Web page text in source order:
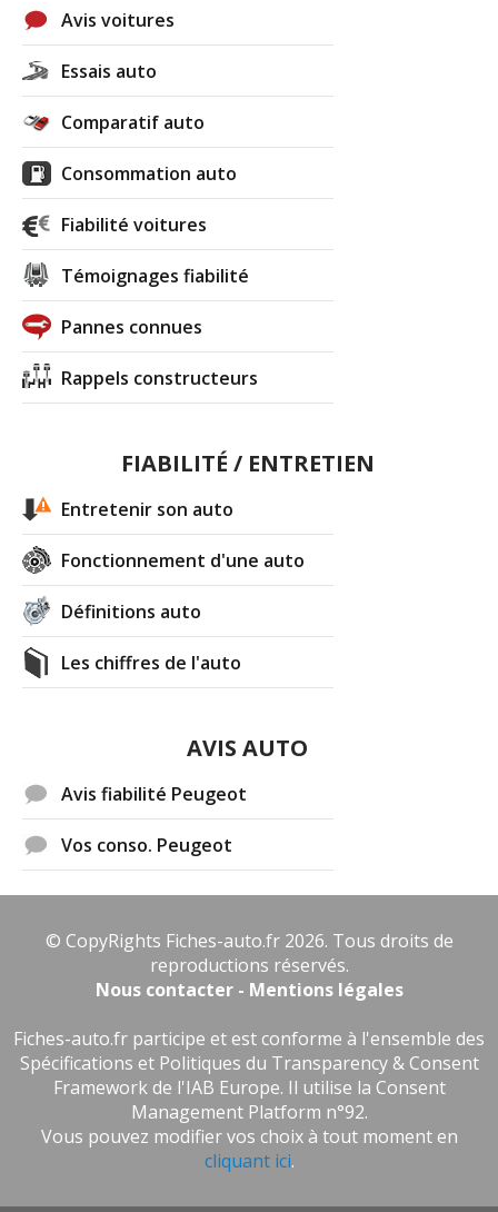
Avis voitures
Essais auto
Comparatif auto
Consommation auto
Fiabilité voitures
Témoignages fiabilité
Pannes connues
Rappels constructeurs
FIABILITÉ / ENTRETIEN
Entretenir son auto
Fonctionnement d'une auto
Définitions auto
Les chiffres de l'auto
AVIS AUTO
Avis fiabilité Peugeot
Vos conso. Peugeot
© CopyRights Fiches-auto.fr 2026. Tous droits de
reproductions réservés.
Nous contacter - Mentions légales
Fiches-auto.fr participe et est conforme à l'ensemble des
Spécifications et Politiques du Transparency & Consent
Framework de l'IAB Europe. Il utilise la Consent
Management Platform n°92.
Vous pouvez modifier vos choix à tout moment en
cliquant ici.